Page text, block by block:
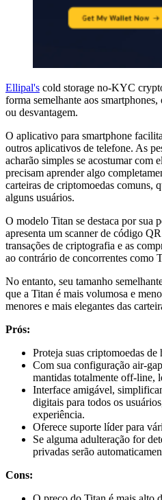
Ellipal's cold storage no-KYC
forma semelhante aos
ou desvantagem.
O aplicativo para smartphone
outros aplicativos de telefone. As
acharão simples se acostumar com
precisam aprender algo
carteiras de criptomoedas comuns,
alguns usuários.
O modelo Titan se destaca por sua
apresenta um scanner de código
transações de criptografia e as
ao contrário de concorrentes como
No entanto, seu tamanho
que a Titan é mais volumosa e
menores e mais elegantes das
Prós:
Proteja suas criptomoedas
Com sua configuração air-
mantidas totalmente off-line,
Interface amigável,
digitais para todos os
experiência.
Oferece suporte líder para
Se alguma adulteração for
privadas serão
Cons: